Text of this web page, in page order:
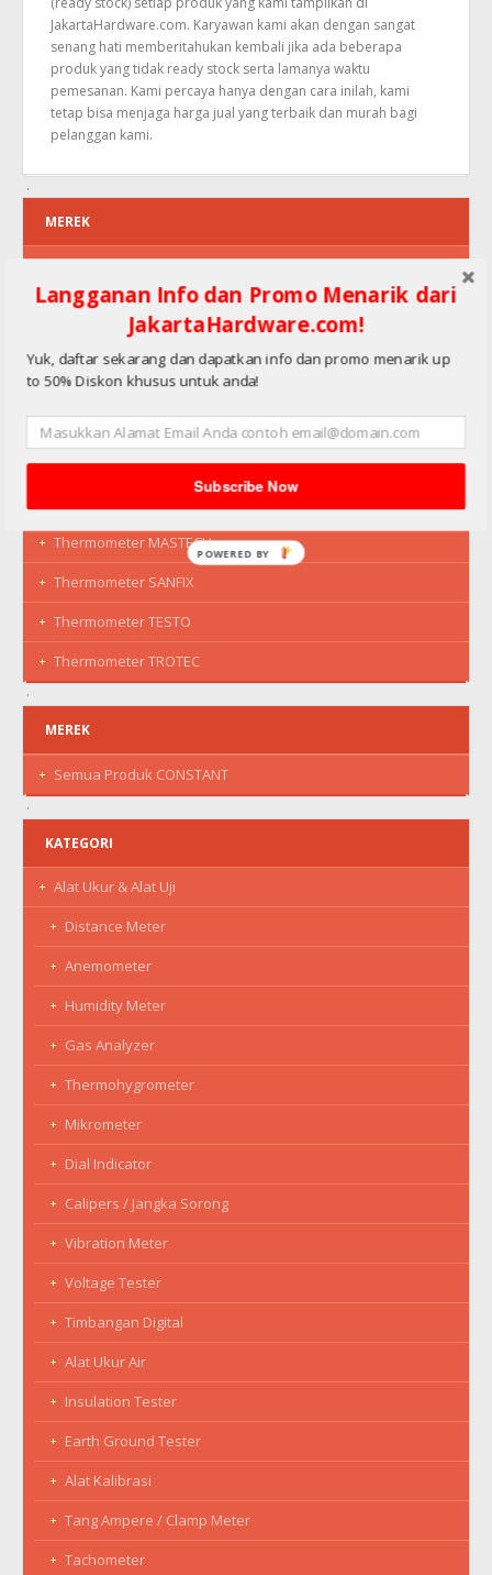
JakartaHardware.com. Karyawan kami akan dengan sangat
senang hati memberitahukan kembali jika ada beberapa
produk yang tidak ready stock serta lamanya waktu
pemesanan. Kami percaya hanya dengan cara inilah, kami
tetap bisa menjaga harga jual yang terbaik dan murah bagi
pelanggan kami.
MEREK
Thermometer CONSTANT
Thermometer DEKKO
Thermometer EXTECH
Thermometer FLUKE
Thermometer HIOKI
Thermometer IRTEK
Thermometer MASTECH
Thermometer SANFIX
Thermometer TESTO
Thermometer TROTEC
MEREK
Semua Produk CONSTANT
KATEGORI
Alat Ukur & Alat Uji
Distance Meter
Anemometer
Humidity Meter
Gas Analyzer
Thermohygrometer
Mikrometer
Dial Indicator
Calipers / Jangka Sorong
Vibration Meter
Voltage Tester
Timbangan Digital
Alat Ukur Air
Insulation Tester
Earth Ground Tester
Alat Kalibrasi
Tang Ampere / Clamp Meter
Tachometer
Langganan Info dan Promo Menarik dari
JakartaHardware.com!
Yuk, daftar sekarang dan dapatkan info dan promo menarik up
to 50% Diskon khusus untuk anda!
Subscribe Now
POWERED BY